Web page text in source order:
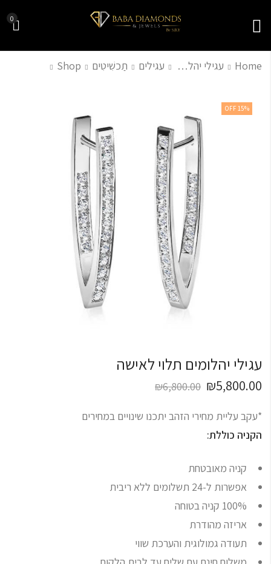
0
Home
Shop תַכשִׁיטִים עגילים עגילי יהלומים
בעיצוב פרח
3,800.00
16,000.00
עגילי יהלומים תלוי לאישה
₪5,800.00
₪6,800.00
*עקב עליית מחירי הזהב יתכנו שינויים במחירים
הקניה כוללת:
קניה מאובטחת
אפשרות ל-24 תשלומים ללא ריבית
100% קניה בטוחה
אריזה מהודרת
תעודה גמולוגית והערכת שווי
15% OFF